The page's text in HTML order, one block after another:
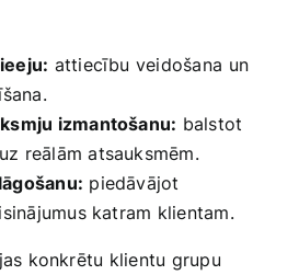
attiecību veidošana ⁤un
izmantošanu: balstot
reālām atsauksmēm.
piedāvājot
katram klientam.
konkrētu klientu​ grupu